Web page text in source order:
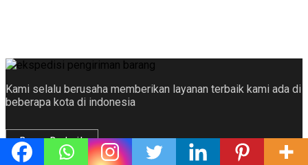
Kami selalu berusaha memberikan layanan terbaik kami ada di
beberapa kota di indonesia
Baca Detail